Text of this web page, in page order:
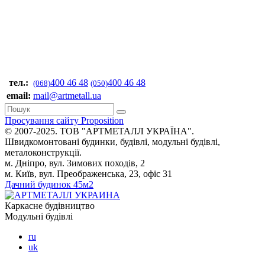
тел.: (068)400 46 48 (050)400 46 48
email: mail@artmetall.ua
Просування сайту Proposition
© 2007-2025. ТОВ "AРТМЕТАЛЛ УКРАЇНА".
Швидкомонтовані будинки, будівлі, модульні будівлі,
металоконструкції.
м. Дніпро, вул. Зимових походів, 2
м. Київ, вул. Преображенська, 23, офіс 31
Дачний будинок 45м2
Каркасне будівництво
Модульні будівлі
ru
uk